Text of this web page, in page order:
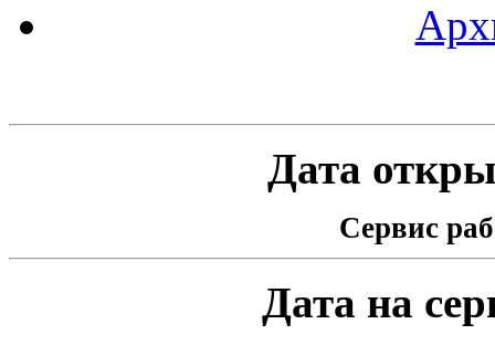
Дата
Сервис
Дата на